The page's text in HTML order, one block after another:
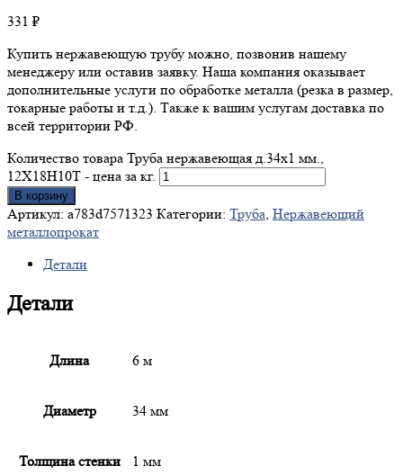
331 ₽
Купить нержавеющую трубу можно, позвонив нашему
менеджеру или оставив заявку. Наша компания оказывает
дополнительные услуги по обработке металла (резка в размер,
токарные работы и т.д.). Также к вашим услугам доставка по
всей территории РФ.
Количество товара Труба нержавеющая д.34x1 мм.,
12Х18Н10Т - цена за кг.
В корзину
Артикул: a783d7571323 Категории: Труба, Нержавеющий
металлопрокат
Детали
Детали
Длина 6 м
Диаметр 34 мм
Толщина стенки 1 мм